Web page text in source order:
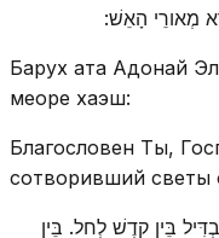
מְאורֵי הָאֵשׁ:
Барух ата Адонай
меоре хаэш:
Благословен Ты,
сотворивший светы
בֵּין קדֶשׁ לְחל. בֵּין